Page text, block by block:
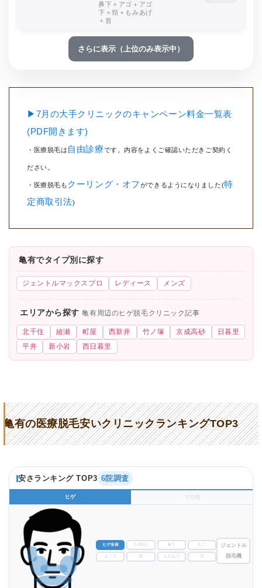
鼻下＋アゴ＋アゴ
下＋頬＋もみあげ
＋首
さらに表示（上位のみ表示中）
▶7月の大手クリニックのキャンペーン料金一覧表
(PDF開きます)
・医療脱毛は 自由診療です。内容をよくご確認いただきご契約く
ださい。
・医療脱毛も クーリング・オフ ができるようになりました(特
定商取引法)
亀有でタイプ別に探す
ジェントルマックスプロ レディース メンズ
エリアから探す亀有周辺のヒゲ脱毛クリニック記事
北千住 綾瀬 町屋 西新井 竹ノ塚 京成高砂
日暮里
平井
新小岩 西日暮里
亀有の医療脱毛安いクリニックランキングTOP3
安さランキング TOP3 6院調査
ヒゲ その他
ヒゲ全体 3-4部位 鼻下 あご
あご下 もみあげ
ジェントル
脱毛機